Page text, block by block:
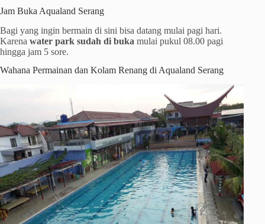
Jam Buka Aqualand Serang
Bagi yang ingin bermain di sini bisa datang mulai pagi hari.
Karena water park sudah di buka mulai pukul 08.00 pagi
hingga jam 5 sore.
Wahana Permainan dan Kolam Renang di Aqualand Serang